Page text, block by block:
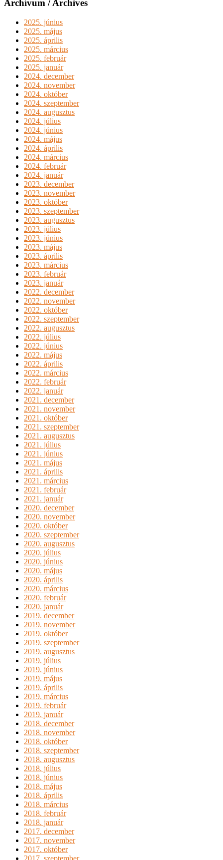
Archívum / Archives
2025. június
2025. május
2025. április
2025. március
2025. február
2025. január
2024. december
2024. november
2024. október
2024. szeptember
2024. augusztus
2024. július
2024. június
2024. május
2024. április
2024. március
2024. február
2024. január
2023. december
2023. november
2023. október
2023. szeptember
2023. augusztus
2023. július
2023. június
2023. május
2023. április
2023. március
2023. február
2023. január
2022. december
2022. november
2022. október
2022. szeptember
2022. augusztus
2022. július
2022. június
2022. május
2022. április
2022. március
2022. február
2022. január
2021. december
2021. november
2021. október
2021. szeptember
2021. augusztus
2021. július
2021. június
2021. május
2021. április
2021. március
2021. február
2021. január
2020. december
2020. november
2020. október
2020. szeptember
2020. augusztus
2020. július
2020. június
2020. május
2020. április
2020. március
2020. február
2020. január
2019. december
2019. november
2019. október
2019. szeptember
2019. augusztus
2019. július
2019. június
2019. május
2019. április
2019. március
2019. február
2019. január
2018. december
2018. november
2018. október
2018. szeptember
2018. augusztus
2018. július
2018. június
2018. május
2018. április
2018. március
2018. február
2018. január
2017. december
2017. november
2017. október
2017. szeptember